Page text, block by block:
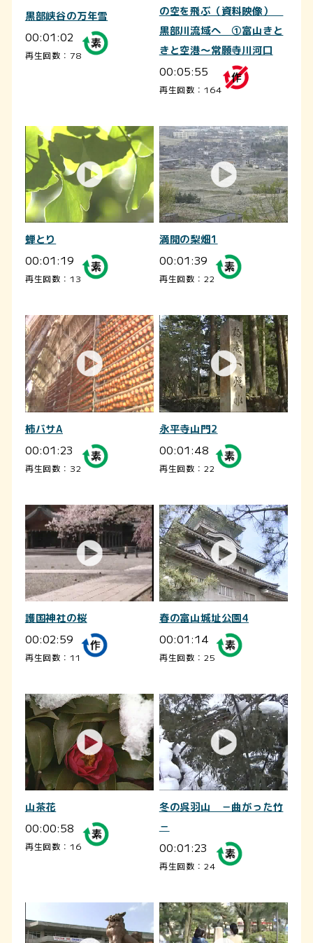
黒部峡谷の万年雪
00:01:02
再生回数：78
の空を飛ぶ（資料映像）
黒部川流域へ ①富山きと
きと空港～常願寺川河口
00:05:55
再生回数：164
蝉とり
00:01:19
再生回数：13
満開の梨畑1
00:01:39
再生回数：22
柿バサA
00:01:23
再生回数：32
永平寺山門2
00:01:48
再生回数：22
護国神社の桜
00:02:59
再生回数：11
春の富山城址公園4
00:01:14
再生回数：25
山茶花
00:00:58
再生回数：16
冬の呉羽山 －曲がった竹
－
00:01:23
再生回数：24